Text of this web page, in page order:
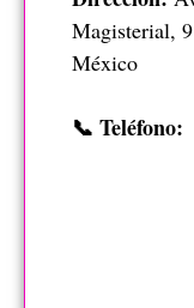
Magisterial,
México
📞 Teléfono: